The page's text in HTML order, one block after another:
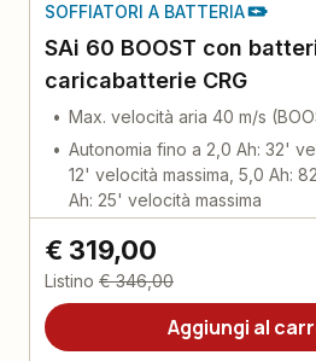
SOFFIATORI A BATTERIA
SAi 60 BOOST con
caricabatterie CRG
Max. velocità aria 40 m/s
Autonomia fino a 2,0 Ah: 32'
12' velocità massima, 5,0 Ah:
Ah: 25' velocità massima
€ 319,00
Listino € 346,00
Aggiungi al